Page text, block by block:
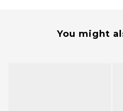
You might